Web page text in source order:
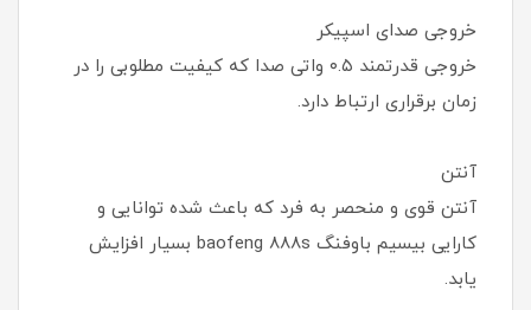
خروجی صدای اسپیکر
خروجی قدرتمند ۰.۵ واتی صدا که کیفیت مطلوبی را در
زمان برقراری ارتباط دارد.
آنتن
آنتن قوی و منحصر به فرد که باعث شده توانایی و
کارایی بیسیم باوفنگ baofeng 888s بسیار افزایش
یابد.